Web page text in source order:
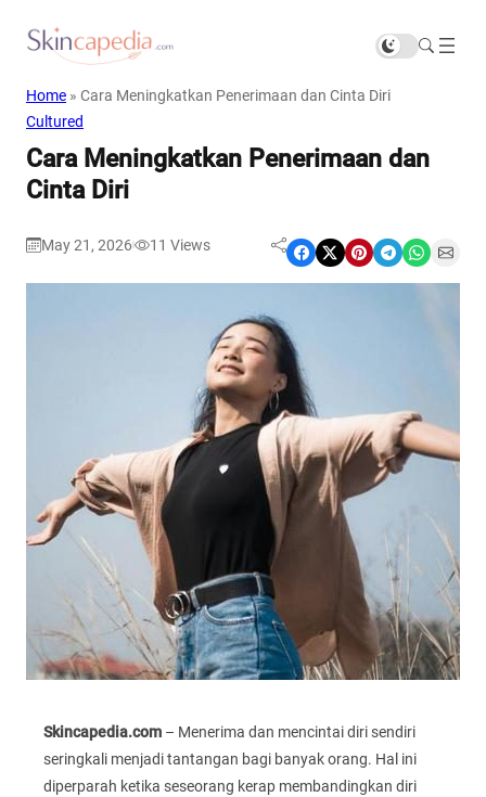
Home » Cara Meningkatkan Penerimaan dan Cinta Diri
Cultured
Cara Meningkatkan Penerimaan dan
Cinta Diri
May 21, 2026 11 Views Share on Facebook Share on X Share on Pinterest Share on Telegram Share on WhatsApp Share on Email
Skincapedia.com – Menerima dan mencintai diri sendiri
seringkali menjadi tantangan bagi banyak orang. Hal ini
diperparah ketika seseorang kerap membandingkan diri